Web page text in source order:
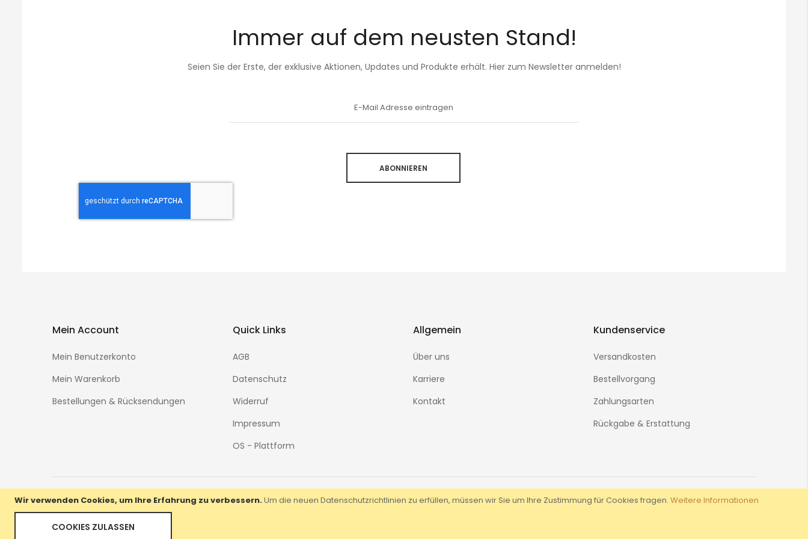
Wir verwenden Cookies, um Ihre Erfahrung zu verbessern.Um die neuen Datenschutzrichtlinien zu erfüllen, müssen wir Sie um Ihre Zustimmung für Cookies fragen. Weitere Informationen
COOKIES ZULASSEN
Immer auf dem neusten Stand!
Seien Sie der Erste, der exklusive Aktionen, Updates und Produkte erhält. Hier zum Newsletter anmelden!
ABONNIEREN
Mein Account
Mein Benutzerkonto
Mein Warenkorb
Bestellungen & Rücksendungen
Quick Links
AGB
Datenschutz
Widerruf
Impressum
OS - Plattform
Allgemein
Über uns
Karriere
Kontakt
Kundenservice
Versandkosten
Bestellvorgang
Zahlungsarten
Rückgabe & Erstattung
Copyright © Uhren Manufaktur Ruhla GmbH. All rights reserved.